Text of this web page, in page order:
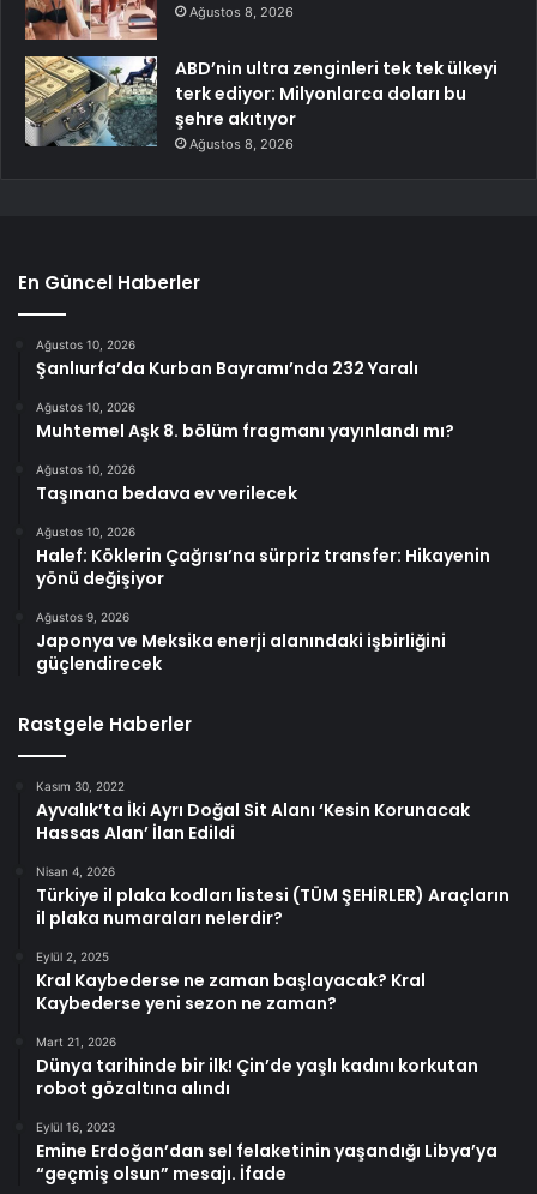
Ağustos 8, 2026
ABD’nin ultra zenginleri tek tek ülkeyi
terk ediyor: Milyonlarca doları bu
şehre akıtıyor
Ağustos 8, 2026
En Güncel Haberler
Ağustos 10, 2026
Şanlıurfa’da Kurban Bayramı’nda 232 Yaralı
Ağustos 10, 2026
Muhtemel Aşk 8. bölüm fragmanı yayınlandı mı?
Ağustos 10, 2026
Taşınana bedava ev verilecek
Ağustos 10, 2026
Halef: Köklerin Çağrısı’na sürpriz transfer: Hikayenin
yönü değişiyor
Ağustos 9, 2026
Japonya ve Meksika enerji alanındaki işbirliğini
güçlendirecek
Rastgele Haberler
Kasım 30, 2022
Ayvalık’ta İki Ayrı Doğal Sit Alanı ‘Kesin Korunacak
Hassas Alan’ İlan Edildi
Nisan 4, 2026
Türkiye il plaka kodları listesi (TÜM ŞEHİRLER) Araçların
il plaka numaraları nelerdir?
Eylül 2, 2025
Kral Kaybederse ne zaman başlayacak? Kral
Kaybederse yeni sezon ne zaman?
Mart 21, 2026
Dünya tarihinde bir ilk! Çin’de yaşlı kadını korkutan
robot gözaltına alındı
Eylül 16, 2023
Emine Erdoğan’dan sel felaketinin yaşandığı Libya’ya
“geçmiş olsun” mesajı. İfade